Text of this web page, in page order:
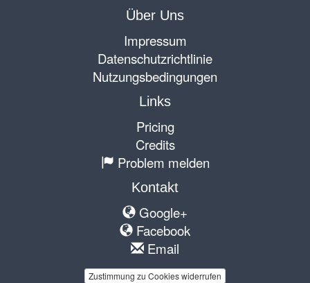
Über Uns
Impressum
Datenschutzrichtlinie
Nutzungsbedingungen
Links
Pricing
Credits
Problem melden
Kontakt
Google+
Facebook
Email
Zustimmung zu Cookies widerrufen